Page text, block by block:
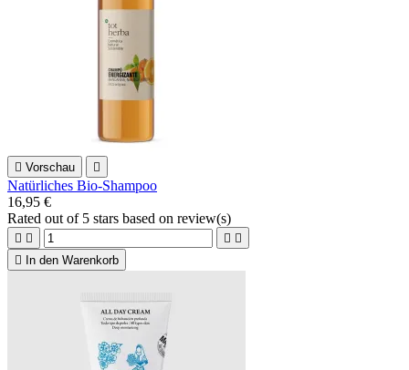
 Vorschau 
Natürliches Bio-Shampoo
16,95 €
Rated out of 5 stars based on review(s)
   

In den Warenkorb